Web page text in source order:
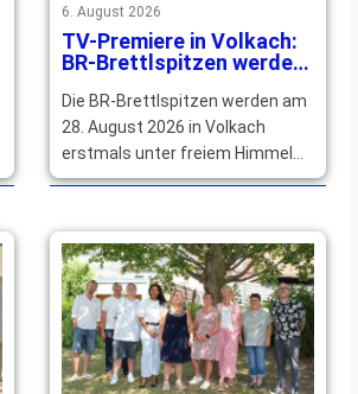
6. August 2026
TV-Premiere in Volkach:
BR-Brettlspitzen werden
aufgezeichnet
Die BR-Brettlspitzen werden am
28. August 2026 in Volkach
erstmals unter freiem Himmel
live für das BR Fernsehen